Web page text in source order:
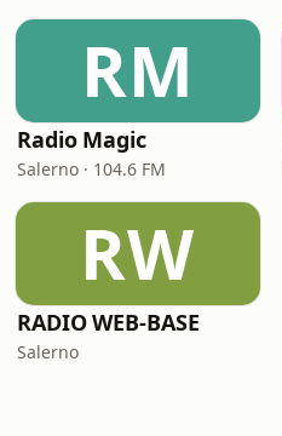
RM
Radio Magic
Salerno · 104.6 FM
RW
RADIO WEB-BASE
Salerno